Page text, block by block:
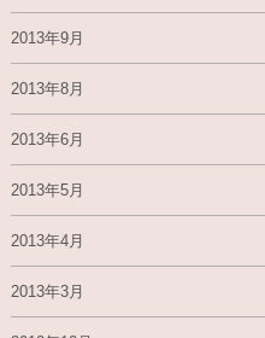
2013年9月
2013年8月
2013年6月
2013年5月
2013年4月
2013年3月